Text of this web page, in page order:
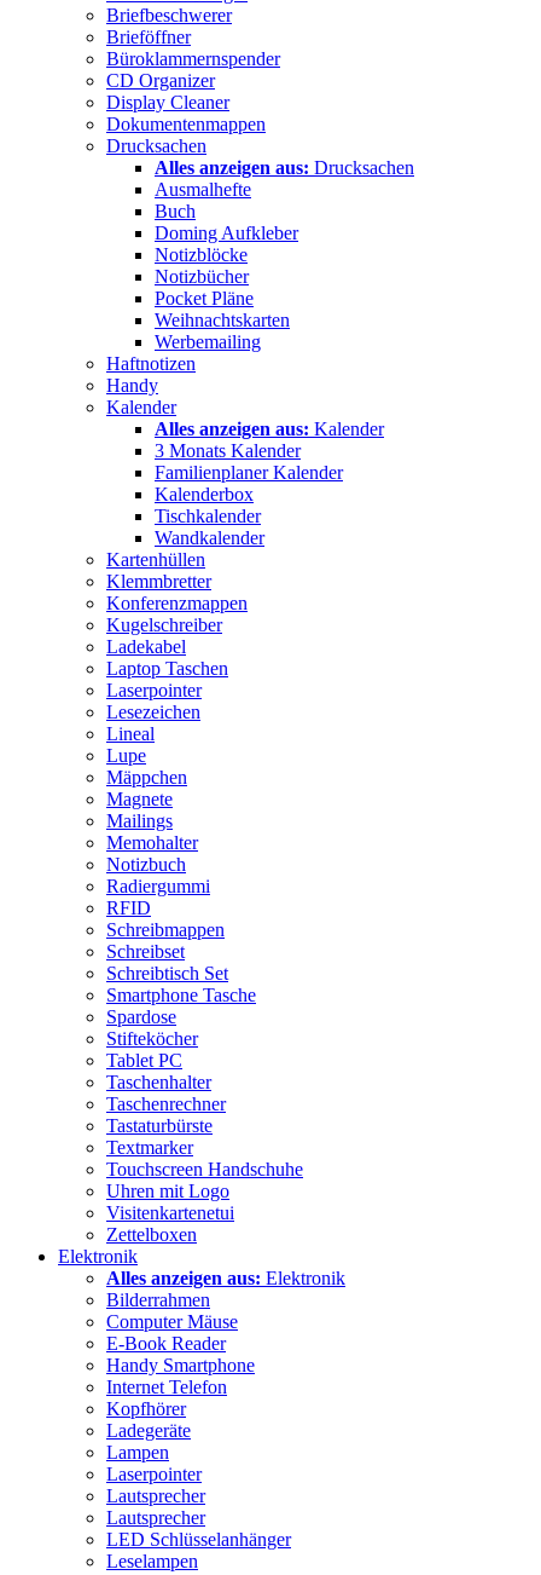
Briefbeschwerer
Brieföffner
Büroklammernspender
CD Organizer
Display Cleaner
Dokumentenmappen
Drucksachen
Alles anzeigen aus: Drucksachen
Ausmalhefte
Buch
Doming Aufkleber
Notizblöcke
Notizbücher
Pocket Pläne
Weihnachtskarten
Werbemailing
Haftnotizen
Handy
Kalender
Alles anzeigen aus: Kalender
3 Monats Kalender
Familienplaner Kalender
Kalenderbox
Tischkalender
Wandkalender
Kartenhüllen
Klemmbretter
Konferenzmappen
Kugelschreiber
Ladekabel
Laptop Taschen
Laserpointer
Lesezeichen
Lineal
Lupe
Mäppchen
Magnete
Mailings
Memohalter
Notizbuch
Radiergummi
RFID
Schreibmappen
Schreibset
Schreibtisch Set
Smartphone Tasche
Spardose
Stifteköcher
Tablet PC
Taschenhalter
Taschenrechner
Tastaturbürste
Textmarker
Touchscreen Handschuhe
Uhren mit Logo
Visitenkartenetui
Zettelboxen
Elektronik
Alles anzeigen aus: Elektronik
Bilderrahmen
Computer Mäuse
E-Book Reader
Handy Smartphone
Internet Telefon
Kopfhörer
Ladegeräte
Lampen
Laserpointer
Lautsprecher
Lautsprecher
LED Schlüsselanhänger
Leselampen